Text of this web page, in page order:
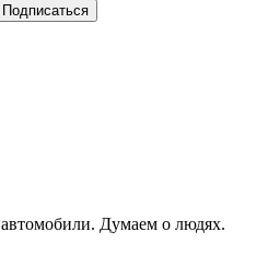
Думаем о людях.